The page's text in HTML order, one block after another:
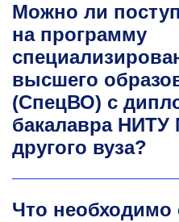
Можно ли
на программу
высшего
(СпецВО) с
бакалавра
другого вуза?
Что необходимо